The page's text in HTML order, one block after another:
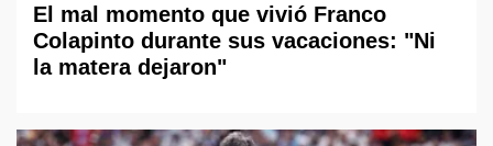
El mal momento que vivió Franco
Colapinto durante sus vacaciones: "Ni
la matera dejaron"